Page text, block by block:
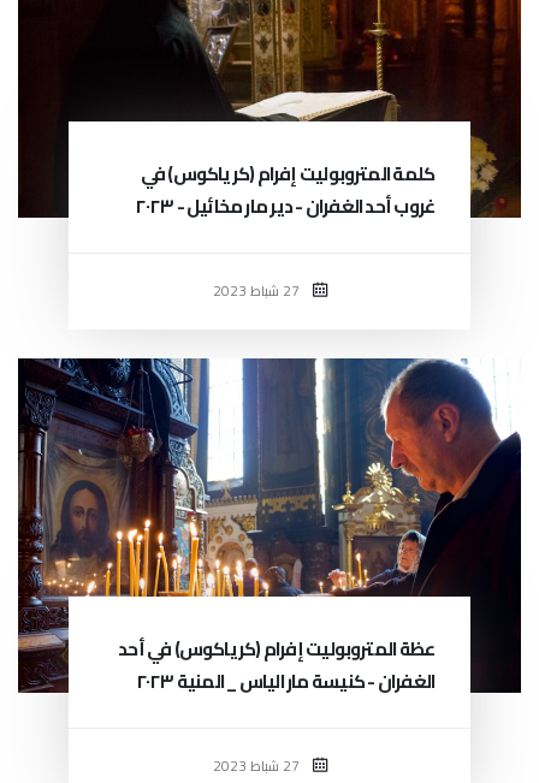
كلمة المتروبوليت إفرام (كرياكوس) في
غروب أحد الغفران - دير مار مخائيل - ٢٠٢٣
عظة المتروبوليت إفرام (كرياكوس) في أحد
الغفران - كنيسة مار الياس _ المنية ٢٠٢٣